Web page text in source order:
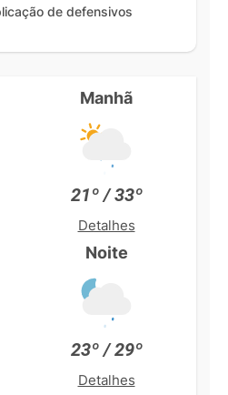
de defensivos
Manhã
21º / 33º
Detalhes
Noite
23º / 29º
Detalhes